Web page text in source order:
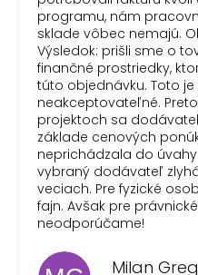
programu, nám
sklade vôbec nemajú.
Výsledok: prišli sme o
finančné prostriedky,
túto objednávku. Toto
neakceptovateľné.
projektoch sa
základe cenových
neprichádzala do
vybraný dodávateľ
veciach. Pre fyzické
fajn. Avšak pre
neodporúčame!
Milan